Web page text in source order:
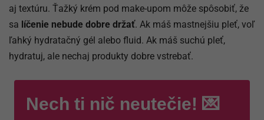
aj textúru. Ťažký krém pod make-upom môže spôsobiť, že
sa líčenie nebude dobre držať. Ak máš mastnejšiu pleť, voľ
ľahký hydratačný gél alebo fluid. Ak máš suchú pleť,
hydratuj, ale nechaj produkty dobre vstrebať.
Nech ti nič neutečie! 💌